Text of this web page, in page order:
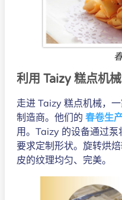
利用 Taizy 糕点机
走进 Taizy 糕点机械，
制造商。他们的 春卷生
用。Taizy 的设备通过
要求定制形状。旋转烘
皮的纹理均匀、完美。